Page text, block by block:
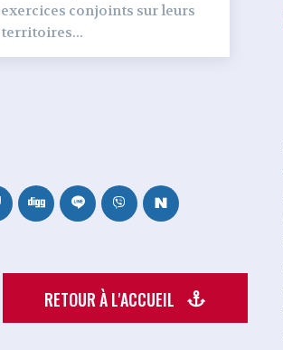
exercices conjoints sur leurs
territoires...
RETOUR À L'ACCUEIL